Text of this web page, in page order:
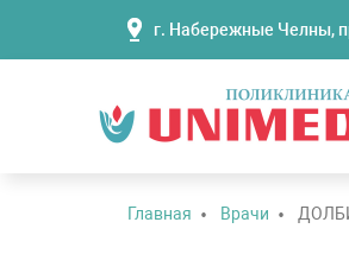
г. Набережные Челны,
Главная Врачи